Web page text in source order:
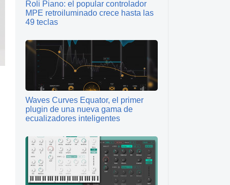
Roli Piano: el popular controlador
MPE retroiluminado crece hasta las
49 teclas
Waves Curves Equator, el primer
plugin de una nueva gama de
ecualizadores inteligentes